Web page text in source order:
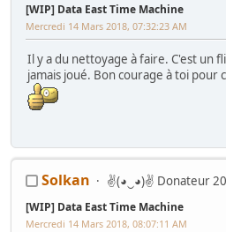
[WIP] Data East Time Machine
Mercredi 14 Mars 2018, 07:32:23 AM
Il y a du nettoyage à faire. C'est un
jamais joué. Bon courage à toi pour
Solkan ✌(◕‿◕)✌ Donateur
[WIP] Data East Time Machine
Mercredi 14 Mars 2018, 08:07:11 AM